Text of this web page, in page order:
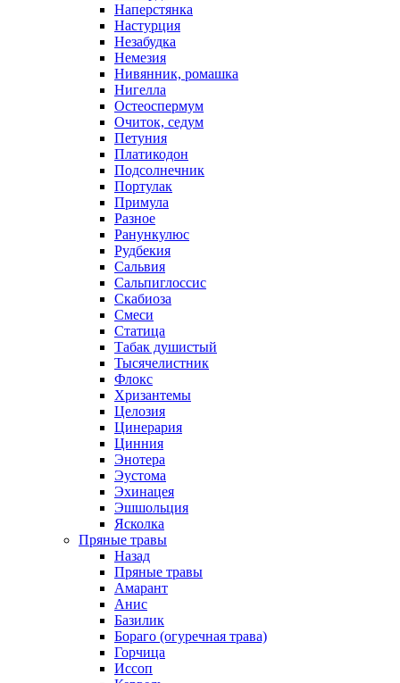
Наперстянка
Настурция
Незабудка
Немезия
Нивянник, ромашка
Нигелла
Остеоспермум
Очиток, седум
Петуния
Платикодон
Подсолнечник
Портулак
Примула
Разное
Ранункулюс
Рудбекия
Сальвия
Сальпиглоссис
Скабиоза
Смеси
Статица
Табак душистый
Тысячелистник
Флокс
Хризантемы
Целозия
Цинерария
Цинния
Энотера
Эустома
Эхинацея
Эшшольция
Ясколка
Пряные травы
Назад
Пряные травы
Амарант
Анис
Базилик
Бораго (огуречная трава)
Горчица
Иссоп